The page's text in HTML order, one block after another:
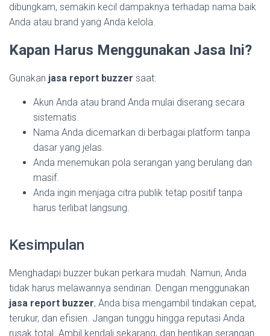
dibungkam, semakin kecil dampaknya terhadap nama baik
Anda atau brand yang Anda kelola.
Kapan Harus Menggunakan Jasa Ini?
Gunakan jasa report buzzer saat:
Akun Anda atau brand Anda mulai diserang secara
sistematis.
Nama Anda dicemarkan di berbagai platform tanpa
dasar yang jelas.
Anda menemukan pola serangan yang berulang dan
masif.
Anda ingin menjaga citra publik tetap positif tanpa
harus terlibat langsung.
Kesimpulan
Menghadapi buzzer bukan perkara mudah. Namun, Anda
tidak harus melawannya sendirian. Dengan menggunakan
jasa report buzzer, Anda bisa mengambil tindakan cepat,
terukur, dan efisien. Jangan tunggu hingga reputasi Anda
rusak total. Ambil kendali sekarang, dan hentikan serangan